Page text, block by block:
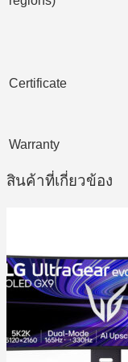
Certificate
Warranty
สินค้าที่เกี่ยวข้อง